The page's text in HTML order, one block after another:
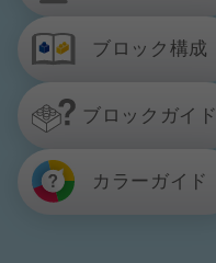
ブロック構成
ブロックガイド
カラーガイド